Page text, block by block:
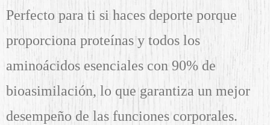
Perfecto para ti si haces deporte porque
proporciona proteínas y todos los
aminoácidos esenciales con 90% de
bioasimilación, lo que garantiza un mejor
desempeño de las funciones corporales.